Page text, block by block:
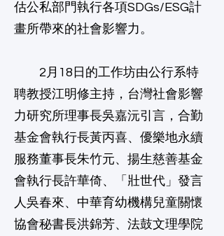
估公私部門執行各項SDGs/ESG計
畫所帶來的社會影響力。
2月18日的工作坊由公行系特
聘教授江明修主持，台灣社會影響
力研究所理事長吳嘉沅引言，合勤
基金會執行長黃丙喜、優樂地永續
服務董事長朱竹元、揚生慈善基金
會執行長許華倚、「壯世代」發言
人吳春來、中華育幼機構兒童關懷
協會秘書長洪錦芳、法鼓文理學院